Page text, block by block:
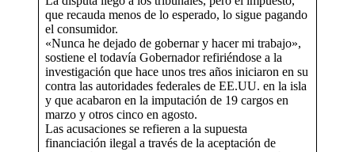
que recauda menos de lo esperado, lo sigue pagando
el consumidor.
«Nunca he dejado de gobernar y hacer mi trabajo»,
sostiene el todavía Gobernador refiriéndose a la
investigación que hace unos tres años iniciaron en su
contra las autoridades federales de EE.UU. en la isla
y que acabaron en la imputación de 19 cargos en
marzo y otros cinco en agosto.
Las acusaciones se refieren a la supuesta
financiación ilegal a través de la aceptación de